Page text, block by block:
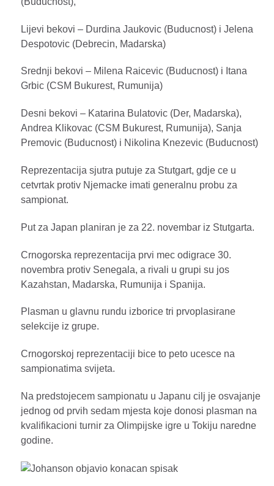
Lijevi bekovi – Durdina Jaukovic (Buducnost) i Jelena
Despotovic (Debrecin, Madarska)
Srednji bekovi – Milena Raicevic (Buducnost) i Itana
Grbic (CSM Bukurest, Rumunija)
Desni bekovi – Katarina Bulatovic (Der, Madarska),
Andrea Klikovac (CSM Bukurest, Rumunija), Sanja
Premovic (Buducnost) i Nikolina Knezevic (Buducnost)
Reprezentacija sjutra putuje za Stutgart, gdje ce u
cetvrtak protiv Njemacke imati generalnu probu za
sampionat.
Put za Japan planiran je za 22. novembar iz Stutgarta.
Crnogorska reprezentacija prvi mec odigrace 30.
novembra protiv Senegala, a rivali u grupi su jos
Kazahstan, Madarska, Rumunija i Spanija.
Plasman u glavnu rundu izborice tri prvoplasirane
selekcije iz grupe.
Crnogorskoj reprezentaciji bice to peto ucesce na
sampionatima svijeta.
Na predstojecem sampionatu u Japanu cilj je osvajanje
jednog od prvih sedam mjesta koje donosi plasman na
kvalifikacioni turnir za Olimpijske igre u Tokiju naredne
godine.